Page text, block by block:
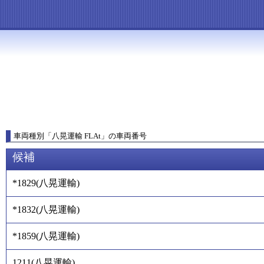
車両種別 「 八晃運輸 FLAt 」 の車両番号
候補
*1829(八晃運輸)
*1832(八晃運輸)
*1859(八晃運輸)